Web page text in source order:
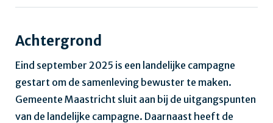
Achtergrond
Eind september 2025 is een landelijke campagne
gestart om de samenleving bewuster te maken.
Gemeente Maastricht sluit aan bij de uitgangspunten
van de landelijke campagne. Daarnaast heeft de